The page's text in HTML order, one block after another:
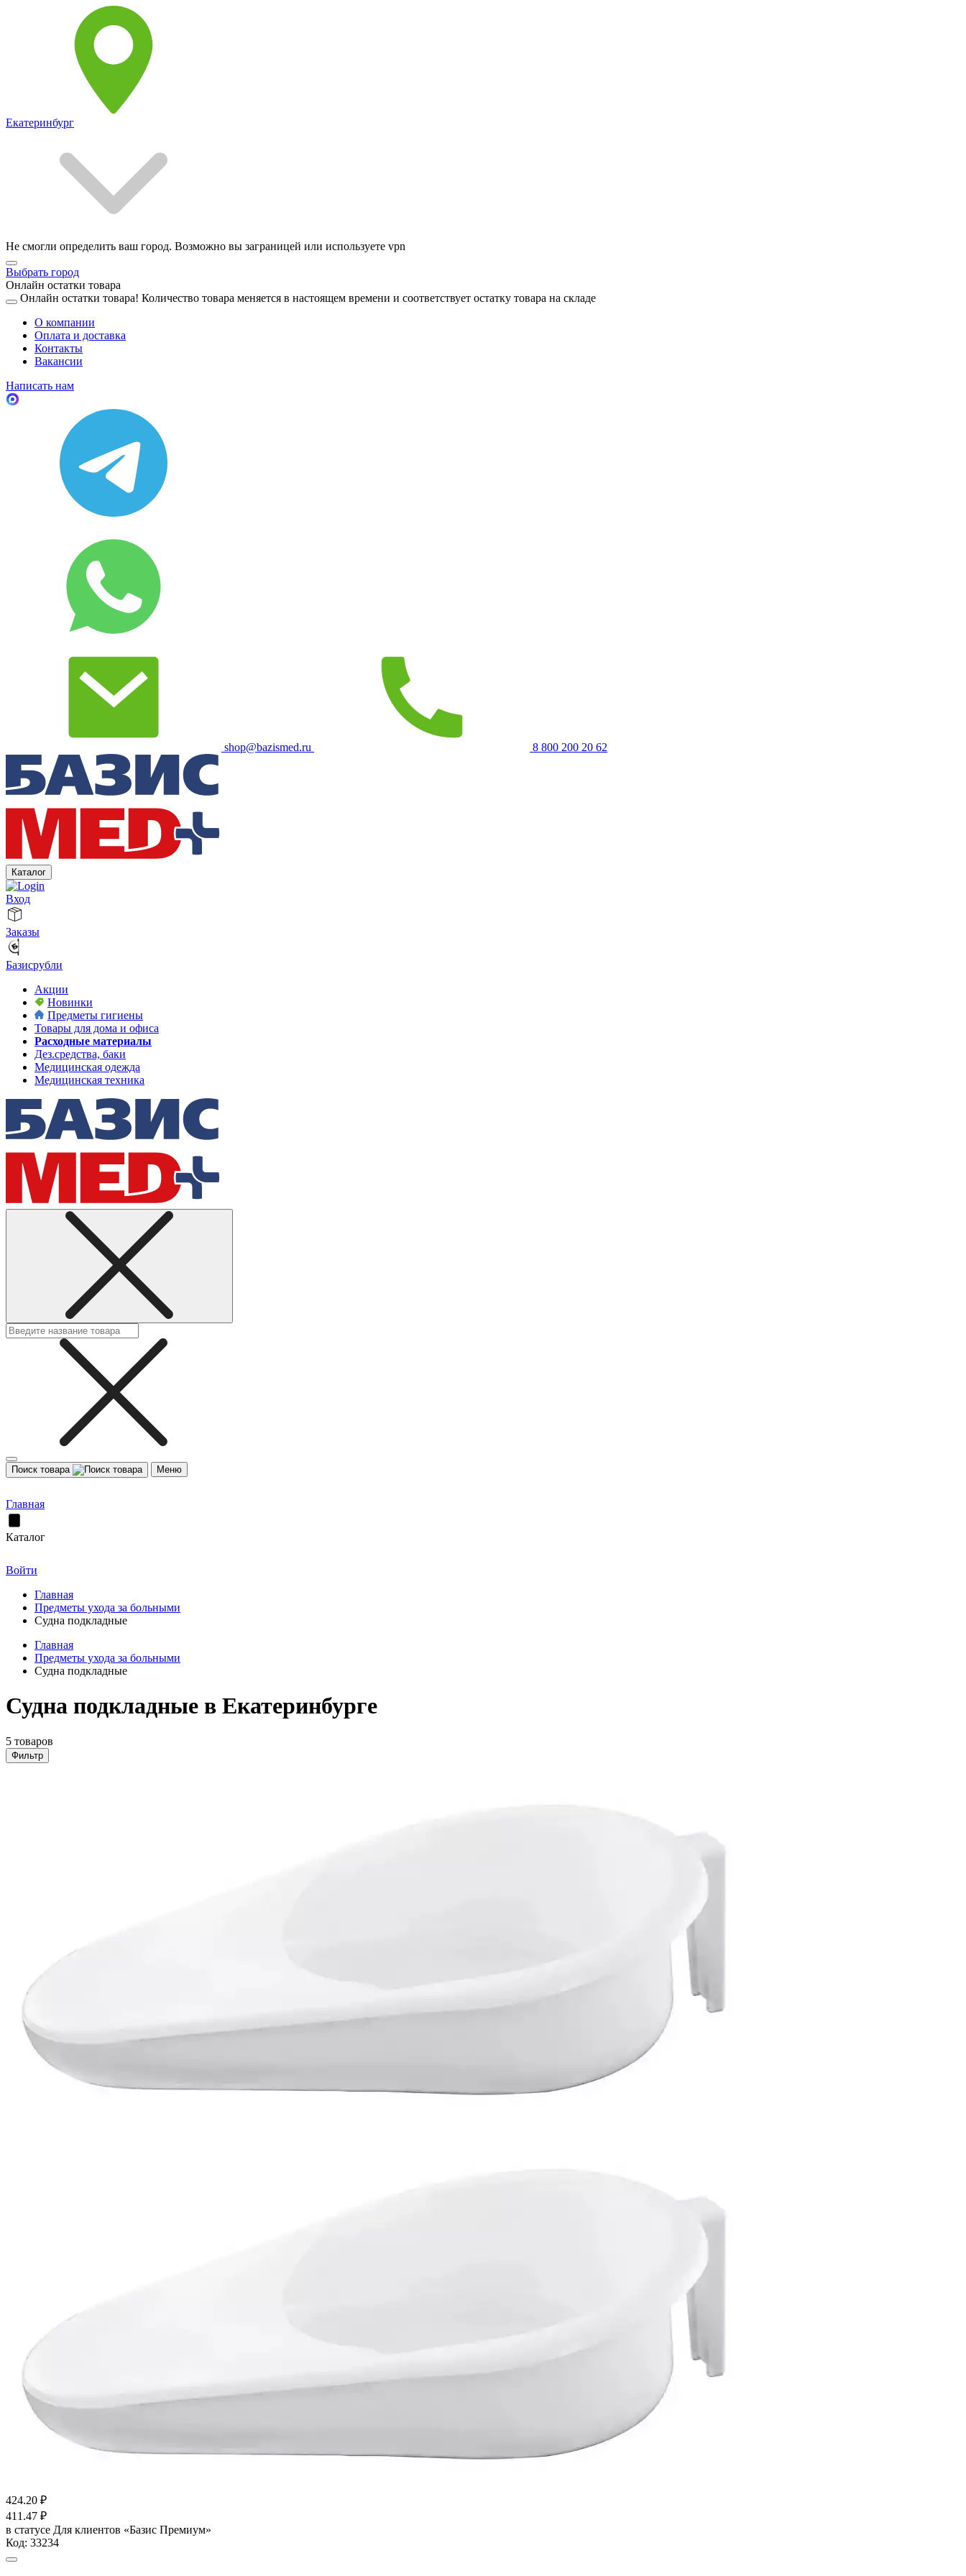
Екатеринбург
Не смогли определить ваш город. Возможно вы заграницей или используете vpn
Выбрать город
Онлайн остатки товара
Онлайн остатки товара! Количество товара меняется в настоящем времени и соответствует остатку товара на складе
О компании
Оплата и доставка
Контакты
Вакансии
Написать нам
shop@bazismed.ru 8 800 200 20 62
Каталог
Вход
Заказы
Базисрубли
Акции
Новинки
Предметы гигиены
Товары для дома и офиса
Расходные материалы
Дез.средства, баки
Медицинская одежда
Медицинская техника
Поиск товара Меню
Главная
Каталог
Войти
Главная
Предметы ухода за больными
Судна подкладные
Главная
Предметы ухода за больными
Судна подкладные
Судна подкладные в Екатеринбурге
5 товаров
Фильтр
424.20 ₽
411.47 ₽
в статусе Для клиентов «Базис Премиум»
Код: 33234